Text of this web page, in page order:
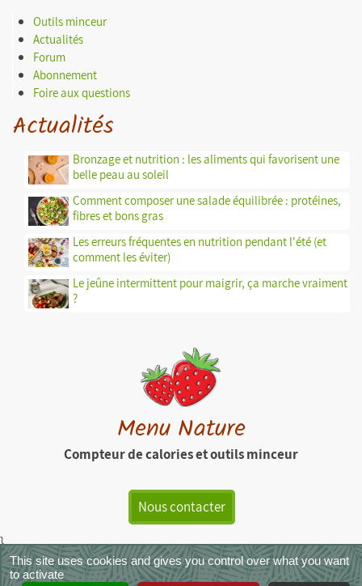
Outils minceur
Actualités
Forum
Abonnement
Foire aux questions
Actualités
Bronzage et nutrition : les aliments qui favorisent une
belle peau au soleil
Comment composer une salade équilibrée : protéines,
fibres et bons gras
Les erreurs fréquentes en nutrition pendant l'été (et
comment les éviter)
Le jeûne intermittent pour maigrir, ça marche vraiment
?
Menu Nature
Compteur de calories et outils minceur
Nous contacter
}
MenuNature - Copyright © 2026|Mentions légales|CGU|CGVS|
This site uses cookies and gives you control over what you want
to activate